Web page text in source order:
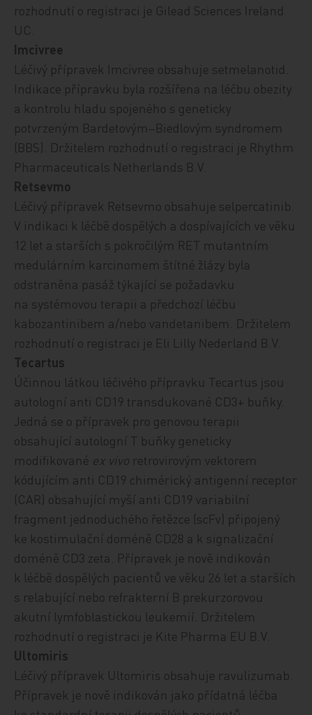
rozhodnutí o registraci je Gilead Sciences Ireland
UC.
Imcivree
Léčivý přípravek Imcivree obsahuje setmelanotid.
Indikace přípravku byla rozšířena na léčbu obezity
a kontrolu hladu spojeného s geneticky
potvrzeným Bardetovým–Biedlovým syndromem
(BBS). Držitelem rozhodnutí o registraci je Rhythm
Pharmaceuticals Netherlands B.V.
Retsevmo
Léčivý přípravek Retsevmo obsahuje selpercatinib.
V indikaci k léčbě dospělých a dospívajících ve věku
12 let a starších s pokročilým RET mutantním
medulárním karcinomem štítné žlázy byla
odstraněna pasáž týkající se požadavku
na systémovou terapii a předchozí léčbu
kabozantinibem a/nebo vandetanibem. Držitelem
rozhodnutí o registraci je Eli Lilly Nederland B.V.
Tecartus
Účinnou látkou léčivého přípravku Tecartus jsou
autologní anti CD19 transdukované CD3+ buňky.
Jedná se o přípravek pro genovou terapii
obsahující autologní T buňky geneticky
modifikované ex vivo retrovirovým vektorem
kódujícím anti CD19 chimérický antigenní receptor
(CAR) obsahující myší anti CD19 variabilní
fragment jednoduchého řetězce (scFv) připojený
ke kostimulační doméně CD28 a k signalizační
doméně CD3 zeta. Přípravek je nově indikován
k léčbě dospělých pacientů ve věku 26 let a starších
s relabující nebo refrakterní B prekurzorovou
akutní lymfoblastickou leukemií. Držitelem
rozhodnutí o registraci je Kite Pharma EU B.V.
Ultomiris
Léčivý přípravek Ultomiris obsahuje ravulizumab.
Přípravek je nově indikován jako přídatná léčba